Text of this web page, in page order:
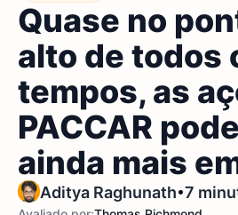
Quase no
alto de todos
tempos, as
PACCAR
ainda mais
Aditya Raghunath•7